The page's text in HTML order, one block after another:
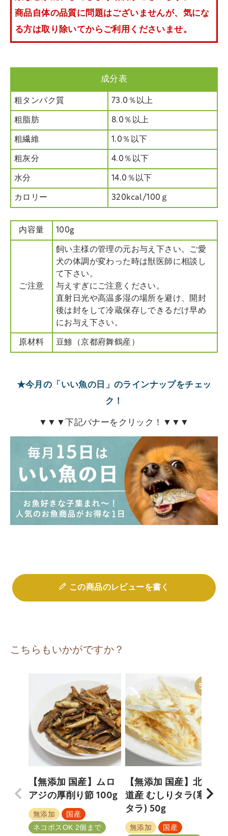
商品自体の品質に問題はございませんが、気にな
る方は取り除いてからご利用くださいませ。
成分表
粗タンパク質 73.0％以上
粗脂肪 8.0％以上
粗繊維 1.0％以下
粗灰分 4.0％以下
水分 14.0％以下
カロリー 320kcal/100ｇ
内容量 100g
ご注意
飼い主様の管理の元お与え下さい。ご愛
犬の体調が変わった時は獣医師に相談し
て下さい。
与えすぎにご注意ください。
直射日光や高温多湿の場所を避け、開封
後は封をして冷蔵保存しできるだけ早め
にお与え下さい。
原材料 豆鯵（京都府舞鶴産）
★今月の「いい魚の日」のラインナップをチェッ
ク！
▼▼▼下記バナーをクリック！▼▼▼
この商品のレビューを書く
こちらもいかがですか？
【無添加 国産】ムロ
アジの厚削り節 100g
無添加
国産
ネコポスOK 2個まで
【無添加 国産】北海
道産 むしりタラ(寒干
タラ) 50g
無添加
国産